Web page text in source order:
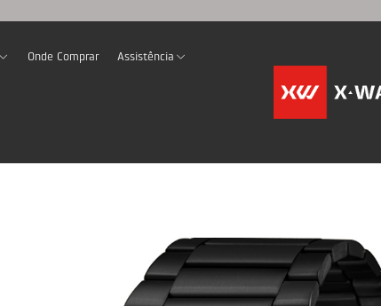
Onde Comprar Assistência